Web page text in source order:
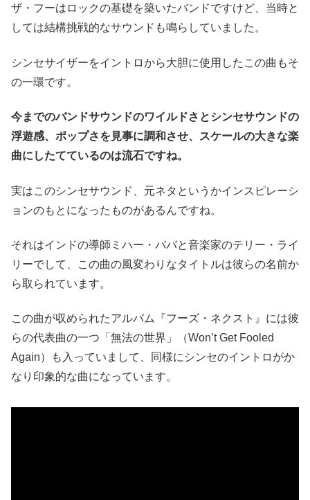
ザ・フーはロックの基礎を築いたバンドですけど、当時と
しては結構挑戦的なサウンドも鳴らしていました。
シンセサイザーをイントロから大胆に使用したこの曲もそ
の一環です。
今までのバンドサウンドのワイルドさとシンセサウンドの
浮遊感、ポップさを見事に調和させ、スケールの大きな楽
曲にしたてているのは流石ですね。
実はこのシンセサウンド、元ネタというかインスピレーシ
ョンのもとになったものがあるんですね。
それはインドの導師ミハー・ババと音楽家のテリー・ライ
リーでして、この曲の風変わりなタイトルは彼らの名前か
ら取られています。
この曲が収められたアルバム『フーズ・ネクスト』には彼
らの代表曲の一つ「無法の世界」（Won’t Get Fooled
Again）も入っていまして、同様にシンセのイントロがか
なり印象的な曲になっています。